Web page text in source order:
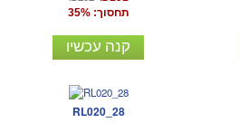
תחסוך: 35%
קנה עכשיו
RL020_28